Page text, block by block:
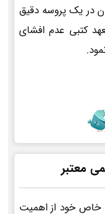
در یک پروسه دقیق
کتبی عدم افشای
معتبر
خود از اهمیت